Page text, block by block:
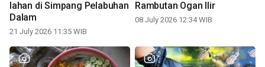
lahan di Simpang Pelabuhan
Dalam
21 July 2026 11:35 WIB
Rambutan Ogan Ilir
08 July 2026 12:34 WIB